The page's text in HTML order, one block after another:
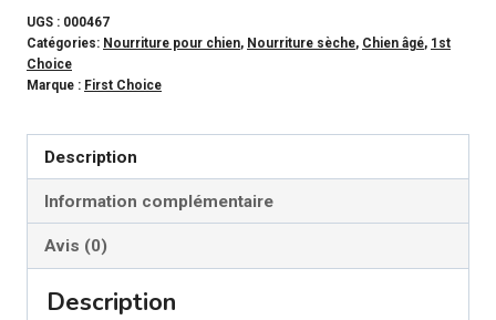
CHOICE
-
Formule
Moyenne
Grande
chien
UGS : 000467
Catégories: Nourriture pour chien, Nourriture sèche, Chien âgé, 1st
Choice
Marque : First Choice
Description
Information complémentaire
Avis (0)
Description